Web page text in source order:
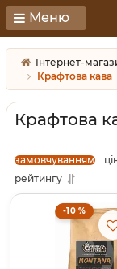
Меню
Інтернет-
Крафтова кава
Крафтова
замовчуванням
рейтингу
-10 %